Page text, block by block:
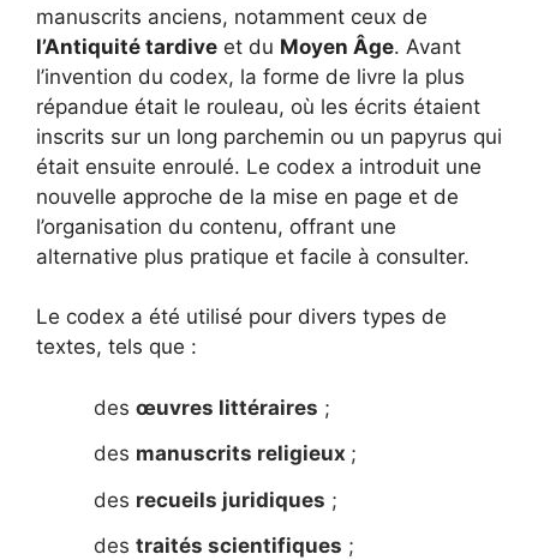
manuscrits anciens, notamment ceux de
l’Antiquité tardive et du Moyen Âge. Avant
l’invention du codex, la forme de livre la plus
répandue était le rouleau, où les écrits étaient
inscrits sur un long parchemin ou un papyrus qui
était ensuite enroulé. Le codex a introduit une
nouvelle approche de la mise en page et de
l’organisation du contenu, offrant une
alternative plus pratique et facile à consulter.
Le codex a été utilisé pour divers types de
textes, tels que :
des œuvres littéraires ;
des manuscrits religieux ;
des recueils juridiques ;
des traités scientifiques ;